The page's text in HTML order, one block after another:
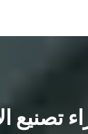
تصنيع